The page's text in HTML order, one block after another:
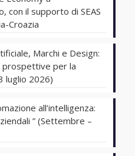
con il supporto di SEAS
Croazia
Marchi e Design:
per la
luglio 2026)
all’intelligenza:
” (Settembre –